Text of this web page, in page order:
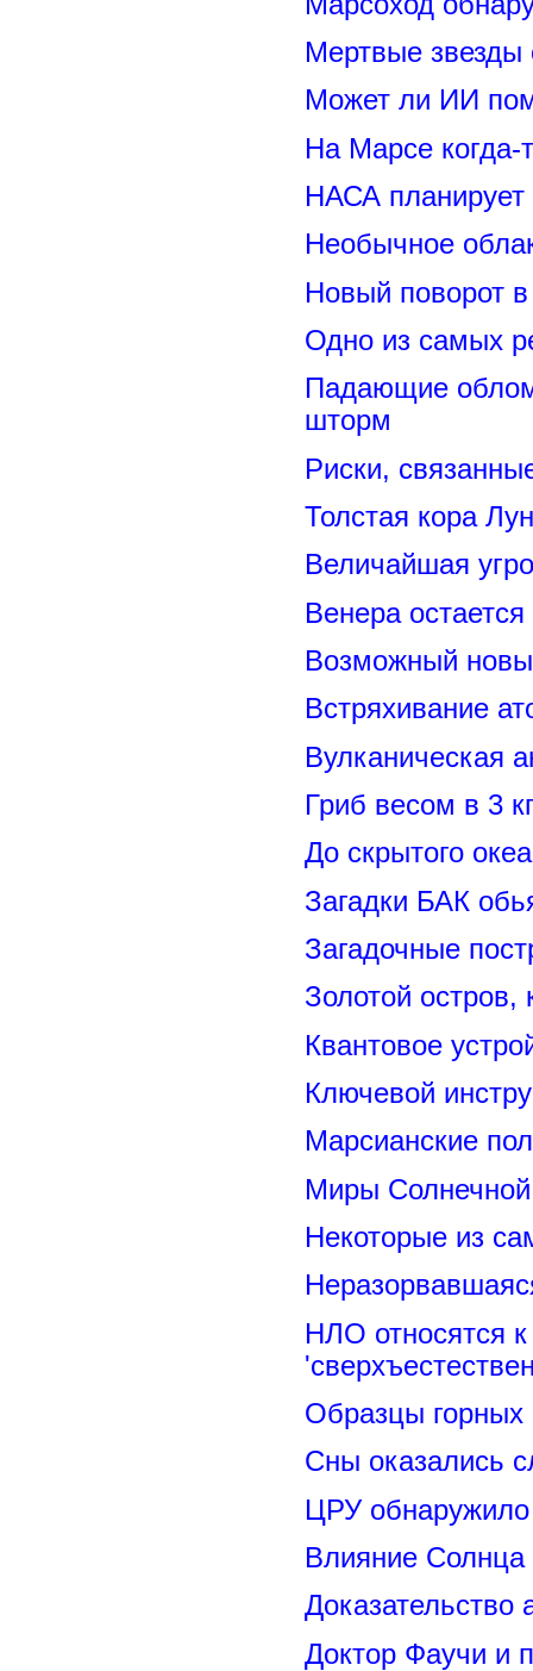
Мертвые звезды
Может ли ИИ
На Марсе когда-
НАСА
Необычное
Новый поворот
Одно из самых
Падающие
шторм
Риски,
Толстая кора
Величайшая
Венера
Возможный
Встряхивание
Вулканическая
Гриб весом в 3
До скрытого
Загадки БАК
Загадочные
Золотой остров,
Квантовое
Ключевой
Марсианские
Миры
Некоторые из
НЛО относятся к
Образцы горных
Сны оказались
ЦРУ обнаружило
Влияние
Доказательство
Доктор Фаучи и